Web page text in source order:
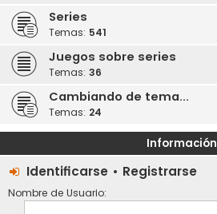
Series
Temas: 541
Juegos sobre series
Temas: 36
Cambiando de tema...
Temas: 24
Información
Identificarse • Registrarse
Nombre de Usuario: